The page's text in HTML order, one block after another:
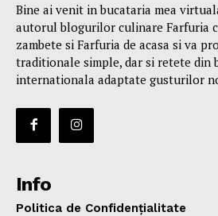
Bine ai venit in bucataria mea
autorul blogurilor culinare Farfuria
zambete si Farfuria de acasa si va
traditionale simple, dar si retete din
internationala adaptate gusturilor
Info
Politica de Confidențialitate